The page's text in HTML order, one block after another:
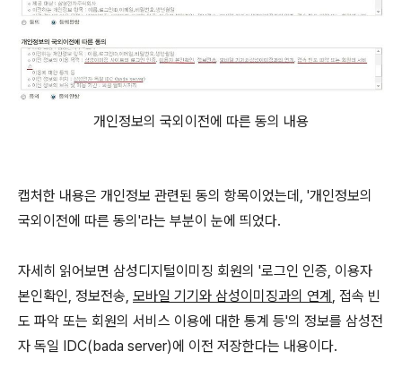
개인정보의 국외이전에 따른 동의 내용
캡처한 내용은 개인정보 관련된 동의 항목이었는데, '개인정보의
국외이전에 따른 동의'라는 부분이 눈에 띄었다.
자세히 읽어보면 삼성디지털이미징 회원의 '로그인 인증, 이용자
본인확인, 정보전송, 모바일 기기와 삼성이미징과의 연계 , 접속 빈
도 파악 또는 회원의 서비스 이용에 대한 통계 등'의 정보를 삼성전
자 독일 IDC(bada server)에 이전 저장한다는 내용이다.